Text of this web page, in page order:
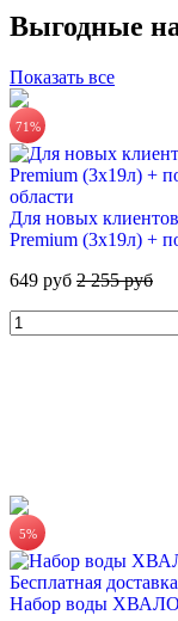
605 руб.
Выгодные
Показать все
71%
Для новых
Premium (3х19л) +
649 руб 2 255 руб
5%
Набор воды